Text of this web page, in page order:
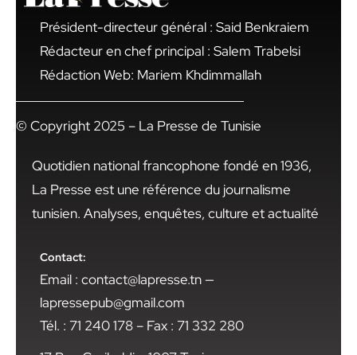
Président-directeur général : Said Benkraiem
Rédacteur en chef principal : Salem Trabelsi
Rédaction Web: Mariem Khdimmallah
© Copyright 2025 – La Presse de Tunisie
Quotidien national francophone fondé en 1936,
La Presse est une référence du journalisme
tunisien. Analyses, enquêtes, culture et actualité
Contact:
Email : contact@lapresse.tn —
lapressepub@gmail.com
Tél. : 71 240 178 – Fax : 71 332 280